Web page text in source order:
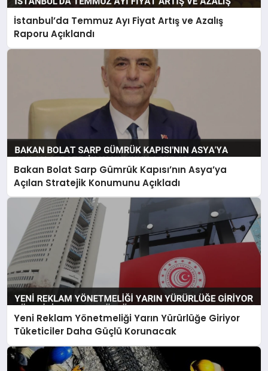
İstanbul’da Temmuz Ayı Fiyat Artış ve Azalış
Raporu Açıklandı
Bakan Bolat Sarp Gümrük Kapısı’nın Asya’ya
Açılan Stratejik Konumunu Açıkladı
Yeni Reklam Yönetmeliği Yarın Yürürlüğe Giriyor
Tüketiciler Daha Güçlü Korunacak